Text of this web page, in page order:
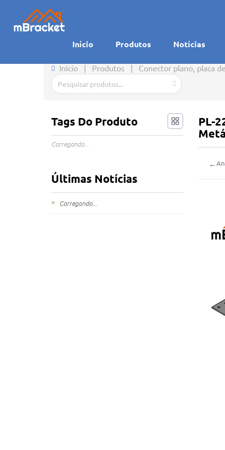
Início Produtos Notícias
Início | Produtos | Conector plano, placa
PL-
←
Tags Do Produto
Carregando...
Últimas Notícias
Carregando...